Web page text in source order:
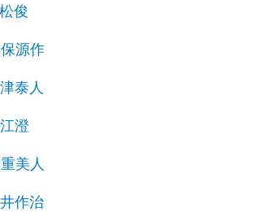
俊
源作
泰人
澄
美人
作治